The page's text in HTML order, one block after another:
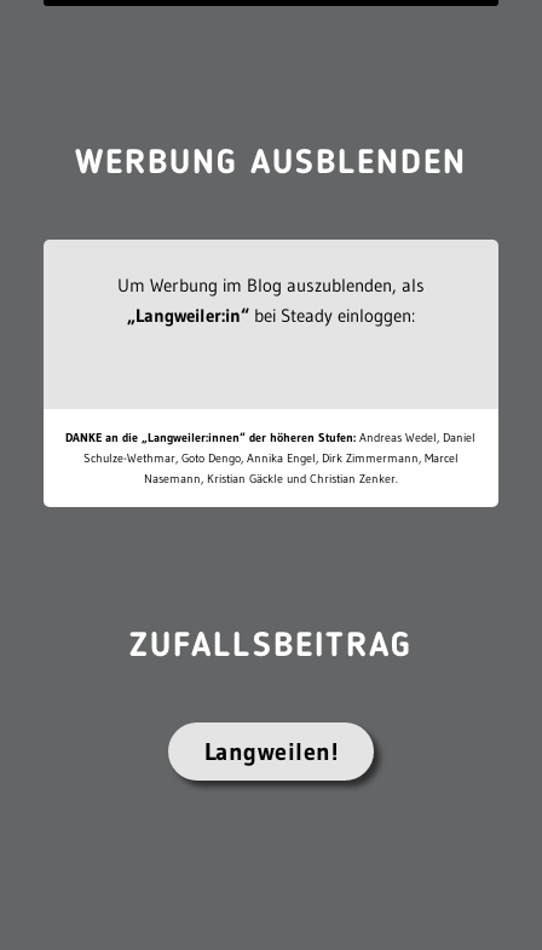
WERBUNG AUSBLENDEN
Um Werbung im Blog auszublenden, als
„Langweiler:in“bei Steady einloggen:
DANKE an die „Langweiler:innen“ der höheren Stufen: Andreas Wedel, Daniel
Schulze-Wethmar, Goto Dengo, Annika Engel, Dirk Zimmermann, Marcel
Nasemann, Kristian Gäckle und Christian Zenker.
ZUFALLSBEITRAG
Langweilen!